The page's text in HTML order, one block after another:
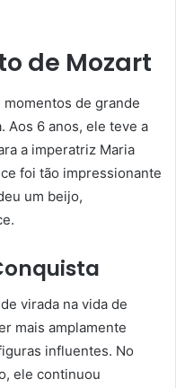
de Mozart
de grande
Aos 6 anos, ele teve a
a imperatriz Maria
foi tão impressionante
um beijo,
virada na vida de
mais amplamente
influentes. No
ele continuou